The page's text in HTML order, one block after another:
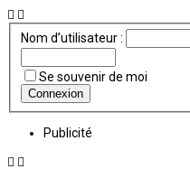
Nom d’utilisateur :
Se souvenir de moi
Publicité